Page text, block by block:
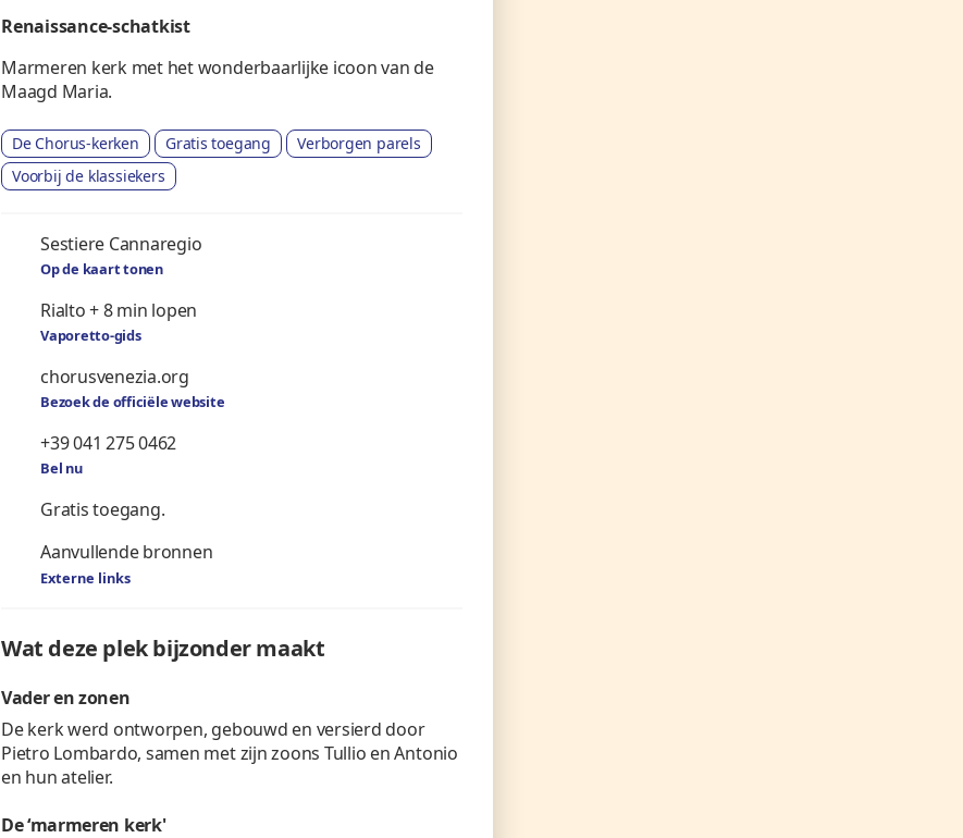
Renaissance-schatkist
Marmeren kerk met het wonderbaarlijke icoon van de
Maagd Maria.
De Chorus-kerken Gratis toegang
Verborgen parels
Voorbij de klassiekers
Sestiere Cannaregio
Op de kaart tonen
Rialto + 8 min lopen
Vaporetto-gids
chorusvenezia.org
Bezoek de officiële website
+39 041 275 0462
Bel nu
Gratis toegang.
Aanvullende bronnen
Externe links
Wat deze plek bijzonder maakt
Vader en zonen
De kerk werd ontworpen, gebouwd en versierd door
Pietro Lombardo, samen met zijn zoons Tullio en Antonio
en hun atelier.
De ‘marmeren kerk'